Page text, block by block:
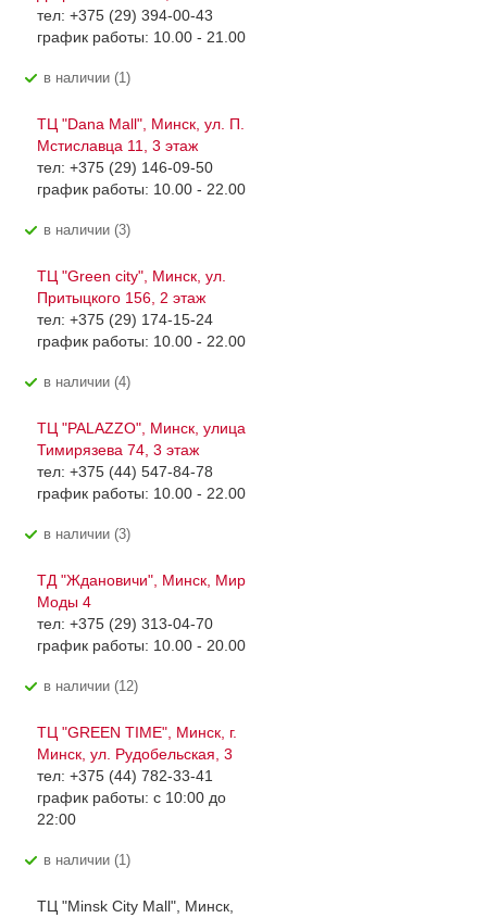
тел: +375 (29) 394-00-43
график работы: 10.00 - 21.00
В наличии (1)
ТЦ "Dana Mall", Минск, ул. П.
Мстиславца 11, 3 этаж
тел: +375 (29) 146-09-50
график работы: 10.00 - 22.00
В наличии (3)
ТЦ "Green city", Минск, ул.
Притыцкого 156, 2 этаж
тел: +375 (29) 174-15-24
график работы: 10.00 - 22.00
В наличии (4)
ТЦ "PALAZZO", Минск, улица
Тимирязева 74, 3 этаж
тел: +375 (44) 547-84-78
график работы: 10.00 - 22.00
В наличии (3)
ТД "Ждановичи", Минск, Мир
Моды 4
тел: +375 (29) 313-04-70
график работы: 10.00 - 20.00
В наличии (12)
ТЦ "GREEN TIME", Минск, г.
Минск, ул. Рудобельская, 3
тел: +375 (44) 782-33-41
график работы: с 10:00 до
22:00
В наличии (1)
ТЦ "Minsk City Mall", Минск,